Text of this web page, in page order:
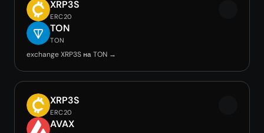
XRP3S
ERC20
TON
TON
exchange XRP3S на TON →
XRP3S
ERC20
AVAX